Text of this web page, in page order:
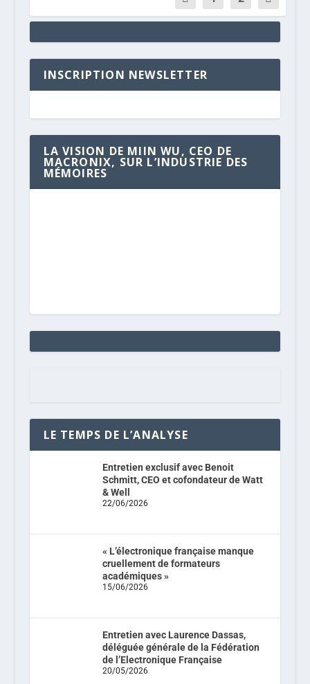
INSCRIPTION NEWSLETTER
LA VISION DE MIIN WU, CEO DE
MACRONIX, SUR L’INDUSTRIE DES
MÉMOIRES
LE TEMPS DE L’ANALYSE
Entretien exclusif avec Benoit
Schmitt, CEO et cofondateur de Watt
& Well
22/06/2026
« L’électronique française manque
cruellement de formateurs
académiques »
15/06/2026
Entretien avec Laurence Dassas,
déléguée générale de la Fédération
de l’Electronique Française
20/05/2026